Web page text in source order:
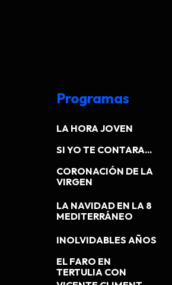
Programas
LA HORA JOVEN
SI YO TE CONTARA...
CORONACIÓN DE LA
VIRGEN
LA NAVIDAD EN LA 8
MEDITERRÁNEO
INOLVIDABLES AÑOS
EL FARO EN
TERTULIA CON